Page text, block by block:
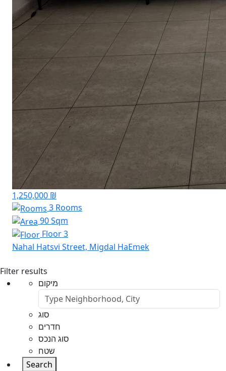
1,250,000 ₪
3 Rooms
90 Sqm
Floor 3
Nahal Hatsvi Street, Migdal HaEmek
Filter results
מיקום
סוג
חדרים
סוג הנכס
שטח
Search